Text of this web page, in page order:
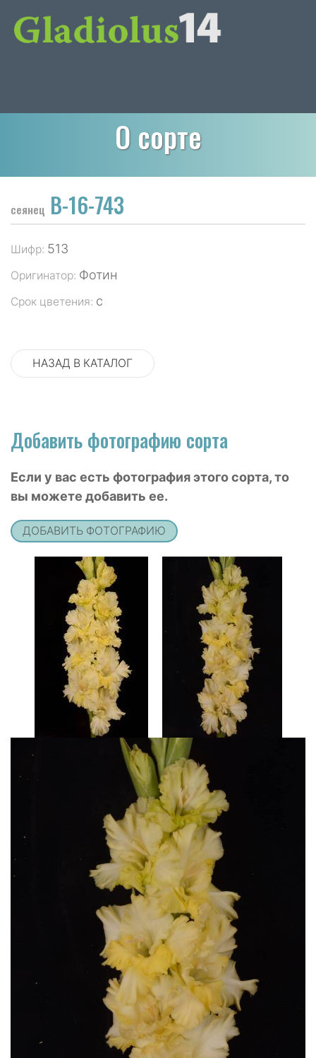
О сорте
сеянец В-16-743
Шифр: 513
Оригинатор: Фотин
Срок цветения: с
НАЗАД В КАТАЛОГ
Добавить фотографию сорта
Если у вас есть фотография этого сорта, то
вы можете добавить ее.
ДОБАВИТЬ ФОТОГРАФИЮ